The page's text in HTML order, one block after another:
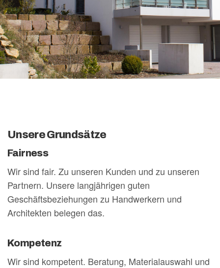
Unsere Grundsätze
Fairness
Wir sind fair. Zu unseren Kunden und zu unseren
Partnern. Unsere langjährigen guten
Geschäftsbeziehungen zu Handwerkern und
Architekten belegen das.
Kompetenz
Wir sind kompetent. Beratung, Materialauswahl und